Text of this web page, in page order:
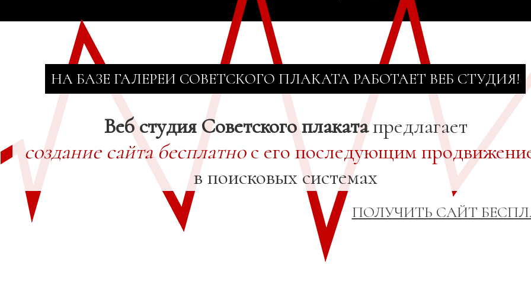
НА БАЗЕ ГАЛЕРЕИ СОВЕТСКОГО ПЛАКАТА РАБОТАЕТ ВЕБ СТУДИЯ!
Веб студия Советского плакатапредлагает
создание сайта бесплатнос его последующим
в поисковых системах
ПОЛУЧИТЬ САЙТ